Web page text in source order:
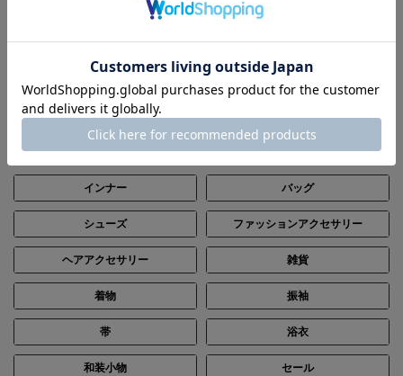
全てのアイテムから探す
パーティードレス ブラックフォーマル（喪服）
レンタル
トップス ボトムス
アウター ワンピース
インナー バッグ
シューズ ファッションアクセサリー
ヘアアクセサリー 雑貨
着物 振袖
帯 浴衣
和装小物 セール